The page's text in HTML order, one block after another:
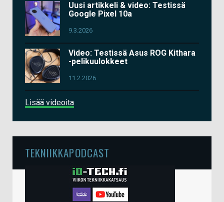
Uusi artikkeli & video: Testissä
Google Pixel 10a
9.3.2026
Video: Testissä Asus ROG Kithara
-pelikuulokkeet
11.2.2026
Lisää videoita
TEKNIIKKAPODCAST